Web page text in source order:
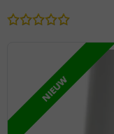
NIEUW